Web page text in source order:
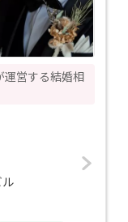
運営する結婚相